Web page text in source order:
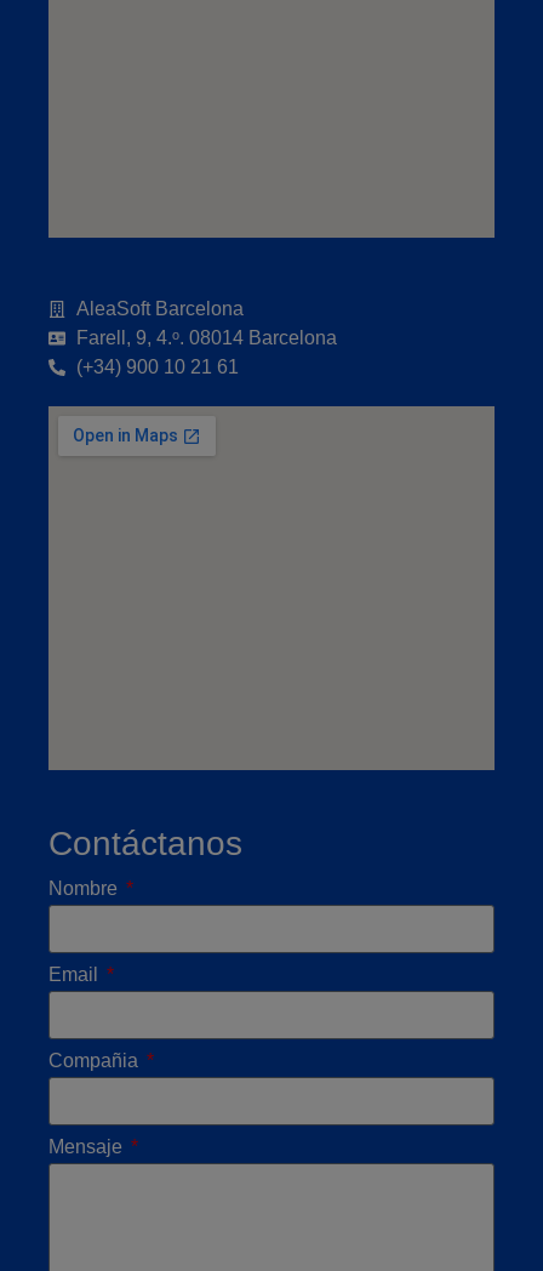
AleaSoft Barcelona
Farell, 9, 4.ᵒ. 08014 Barcelona
(+34) 900 10 21 61
Contáctanos
Nombre
Email
Compañia
Mensaje